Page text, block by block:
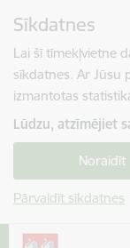
Sīkdatnes
Lai šī tīmekļvietne
sīkdatnes. Ar Jūsu
izmantotas
Lūdzu, atzīmējiet
Noraidīt
Pārvaldīt sīkdatnes